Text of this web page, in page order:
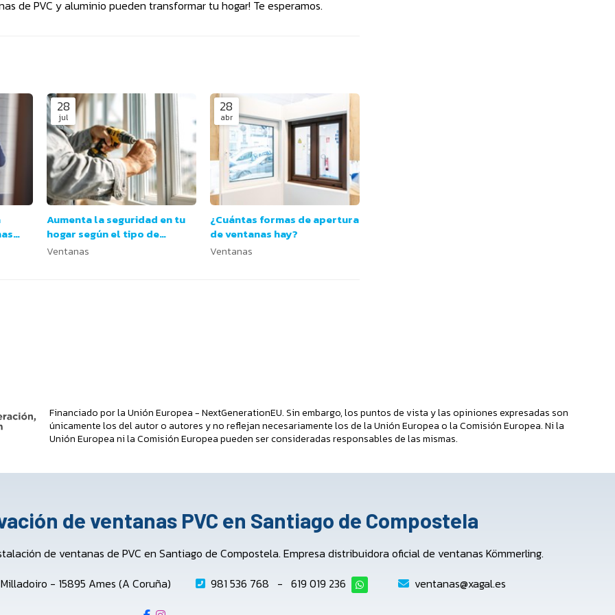
de PVC y aluminio pueden transformar tu hogar! Te esperamos.
28
jul
Aumenta la seguridad en tu
hogar según el tipo de
ventana
Ventanas
28
abr
¿Cuántas formas de apertura
de ventanas hay?
Ventanas
Financiado por la Unión Europea - NextGenerationEU. Sin embargo, los puntos de vista y las opiniones expresadas son
únicamente los del autor o autores y no reflejan necesariamente los de la Unión Europea o la Comisión Europea. Ni la
Unión Europea ni la Comisión Europea pueden ser consideradas responsables de las mismas.
de ventanas PVC en Santiago de Compostela
de ventanas de PVC en Santiago de Compostela. Empresa distribuidora oficial de ventanas Kömmerling.
- 15895 Ames (A Coruña)
981 536 768 - 619 019 236 ventanas@xagal.es